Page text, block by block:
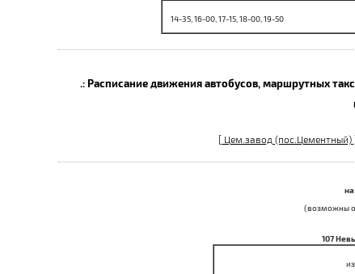
14-35, 16-00, 17-15, 18-00, 19-50
.: Расписание движения автобусов, маршрутных
[ Цем.завод (пос.Цементный)
(возможны
107